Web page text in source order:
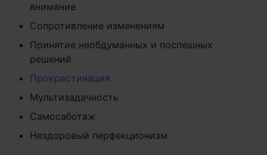
внимание
Сопротивление изменениям
Принятие необдуманных и поспешных
решений
Прокрастинация
Мультизадачность
Самосаботаж
Нездоровый перфекционизм